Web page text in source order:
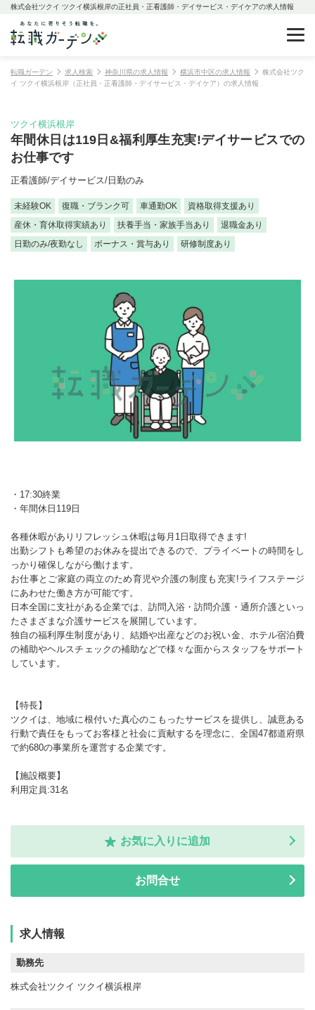
株式会社ツクイ ツクイ横浜根岸の正社員・正看護師・デイサービス・デイケアの求人情報
転職ガーデン 求人検索 神奈川県の求人情報 横浜市中区の求人情報
株式会社ツク
イ ツクイ横浜根岸（正社員・正看護師・デイサービス・デイケア）の求人情報
ツクイ横浜根岸
年間休日は119日&福利厚生充実!デイサービスでの
お仕事です
正看護師/デイサービス/日勤のみ
未経験OK 復職・ブランク可 車通勤OK
資格取得支援あり
産休・育休取得実績あり
扶養手当・家族手当あり
退職金あり
日勤のみ/夜勤なし
ボーナス・賞与あり 研修制度あり
・17:30終業
・年間休日119日
各種休暇がありリフレッシュ休暇は毎月1日取得できます!
出勤シフトも希望のお休みを提出できるので、プライベートの時間をし
っかり確保しながら働けます。
お仕事とご家庭の両立のため育児や介護の制度も充実!ライフステージ
にあわせた働き方が可能です。
日本全国に支社がある企業では、訪問入浴・訪問介護・通所介護といっ
たさまざまな介護サービスを展開しています。
独自の福利厚生制度があり、結婚や出産などのお祝い金、ホテル宿泊費
の補助やヘルスチェックの補助などで様々な面からスタッフをサポート
しています。
【特長】
ツクイは、地域に根付いた真心のこもったサービスを提供し、誠意ある
行動で責任をもってお客様と社会に貢献するを理念に、全国47都道府県
で約680の事業所を運営する企業です。
【施設概要】
利用定員:31名
お気に入りに追加
お問合せ
求人情報
勤務先
株式会社ツクイ ツクイ横浜根岸